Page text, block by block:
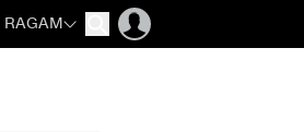
RAGAM